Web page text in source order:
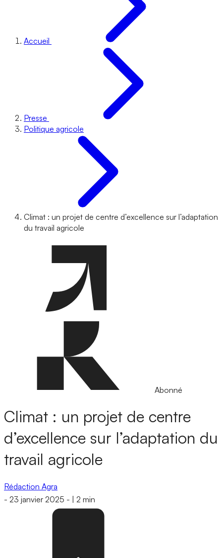
Accueil
Presse
Politique agricole
Climat : un projet de centre d’excellence sur l’adaptation
du travail agricole
Abonné
Climat : un projet de centre
d’excellence sur l’adaptation du
travail agricole
Rédaction Agra
- 23 janvier 2025 - 2 min